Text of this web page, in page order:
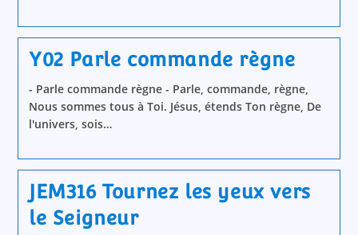
Y02 Parle commande règne
- Parle commande règne - Parle, commande, règne,
Nous sommes tous à Toi. Jésus, étends Ton règne, De
l'univers, sois…
JEM316 Tournez les yeux vers
le Seigneur